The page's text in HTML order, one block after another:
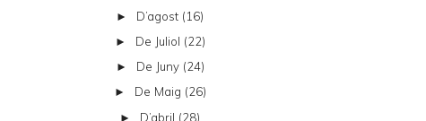
► D’agost (16)
► De Juliol (22)
► De Juny (24)
► De Maig (26)
► D’abril (28)